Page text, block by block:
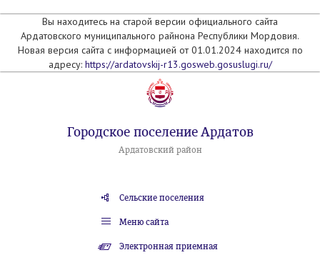
Вы находитесь на старой версии официального сайта
Ардатовского муниципального райнона Республики Мордовия.
Новая версия сайта с информацией от 01.01.2024 находится по
адресу: https://ardatovskij-r13.gosweb.gosuslugi.ru/
Городское поселение Ардатов
Ардатовский район
Сельские поселения
Меню сайта
Электронная приемная